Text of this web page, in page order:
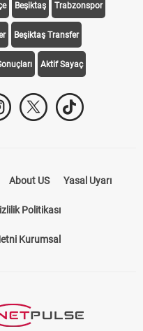
Beşiktaş Trabzonspor
Beşiktaş Transfer
Aktif Sayaç
About US Yasal Uyarı
Politikası
Kurumsal